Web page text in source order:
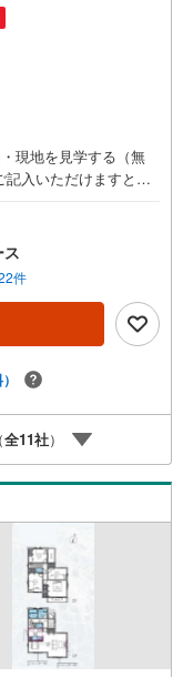
現地を見学する（無
入いただけますとス
市エリアの不動産売
限定で販売する物件
お問合せ下さい！ ----
丁寧な資金アドバイ
書の作成】を随時行っ
できる無料の生命保
ら始まる【住宅ロー
後の費用負担】住宅
分を明確にしていき
件
全11社）